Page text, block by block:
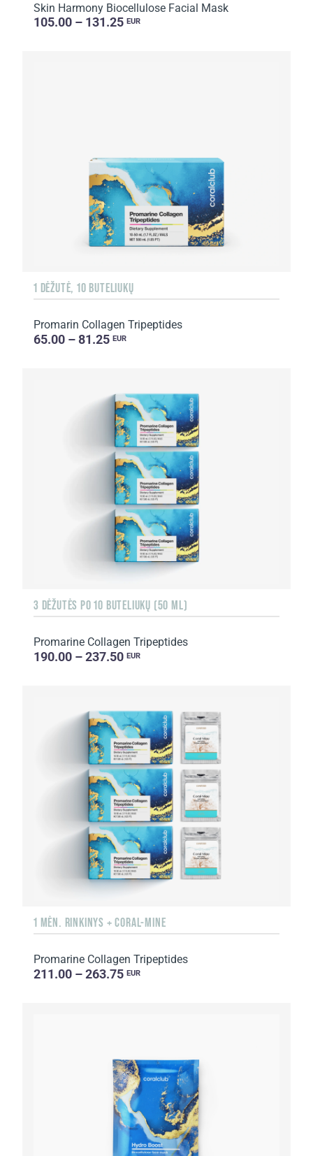
Skin Harmony Biocellulose Facial Mask
105.00 – 131.25 EUR
1 DĖŽUTĖ, 10 BUTELIUKŲ
Promarin Collagen Tripeptides
65.00 – 81.25 EUR
3 DĖŽUTĖS PO 10 BUTELIUKŲ (50 ML)
Promarine Collagen Tripeptides
190.00 – 237.50 EUR
1 MĖN. RINKINYS + CORAL-MINE
Promarine Collagen Tripeptides
211.00 – 263.75 EUR